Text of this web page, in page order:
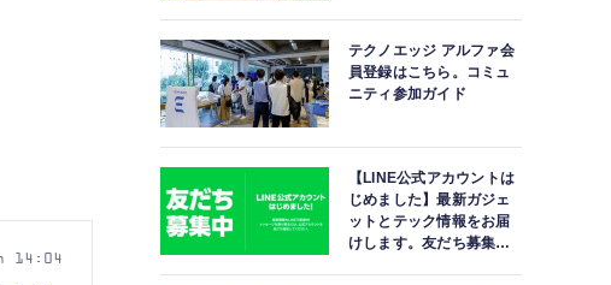
14:04
テクノエッジ アルファ会
員登録はこちら。コミュ
ニティ参加ガイド
【LINE公式アカウントは
じめました】最新ガジェ
ットとテック情報をお届
けします。友だち募集